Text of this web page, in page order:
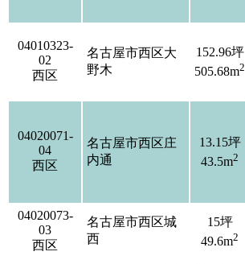
04010323-
02
西区
名古屋市西区大
野木
152.96坪
505.68m2
04020071-
04
西区
名古屋市西区庄
内通
13.15坪
43.5m2
04020073-
03
西区
名古屋市西区城
西
15坪
49.6m2